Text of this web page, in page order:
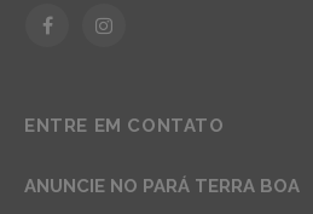
FacebookInstagram
ENTRE EM CONTATO
ANUNCIE NO PARÁ TERRA BOA